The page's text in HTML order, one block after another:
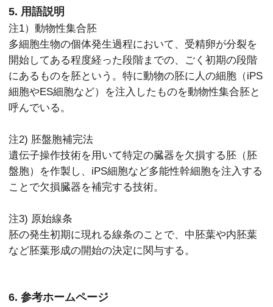
5. 用語説明
注1）動物性集合胚
多細胞生物の個体発生過程において、受精卵が分裂を
開始してある程度経った段階までの、ごく初期の段階
にあるものを胚という。特に動物の胚に人の細胞（iPS
細胞やES細胞など）を注入したものを動物性集合胚と
呼んでいる。
注2) 胚盤胞補完法
遺伝子操作技術を用いて特定の臓器を欠損する胚（胚
盤胞）を作製し、iPS細胞など多能性幹細胞を注入する
ことで欠損臓器を補完する技術。
注3) 原始線条
胚の発生初期に現れる線条のことで、中胚葉や内胚葉
など胚葉形成の開始の決定に関与する。
6. 参考ホームページ